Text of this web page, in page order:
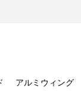
アルミウィング